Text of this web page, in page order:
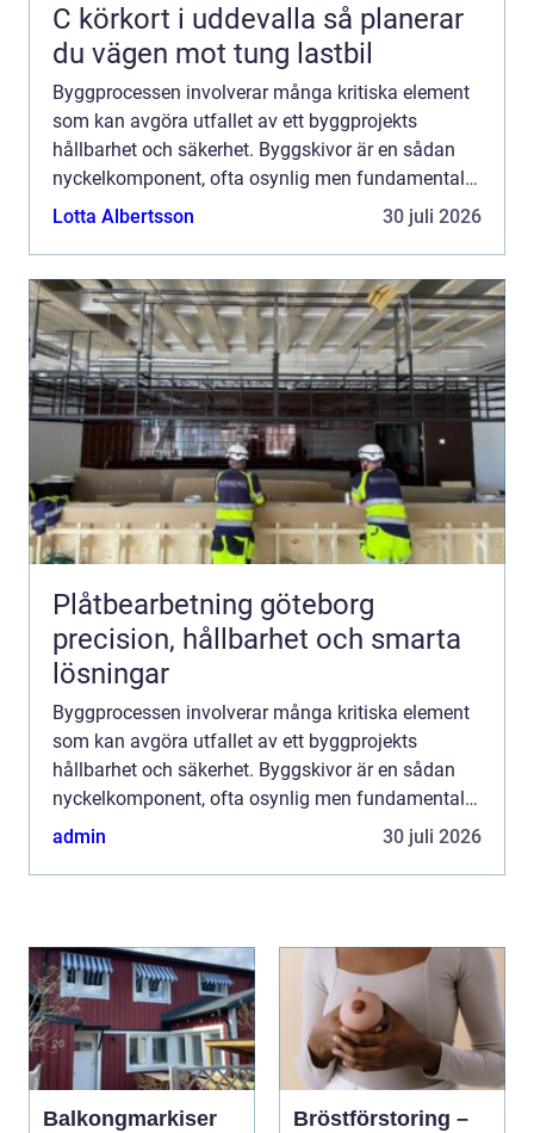
C körkort i uddevalla så planerar
du vägen mot tung lastbil
Byggprocessen involverar många kritiska element
som kan avgöra utfallet av ett byggprojekts
hållbarhet och säkerhet. Byggskivor är en sådan
nyckelkomponent, ofta osynlig men fundamental
för byggstrukturens integr...
Lotta Albertsson 30 juli 2026
Plåtbearbetning göteborg
precision, hållbarhet och smarta
lösningar
Byggprocessen involverar många kritiska element
som kan avgöra utfallet av ett byggprojekts
hållbarhet och säkerhet. Byggskivor är en sådan
nyckelkomponent, ofta osynlig men fundamental
för byggstrukturens integr...
admin 30 juli 2026
Balkongmarkiser
Bröstförstoring –